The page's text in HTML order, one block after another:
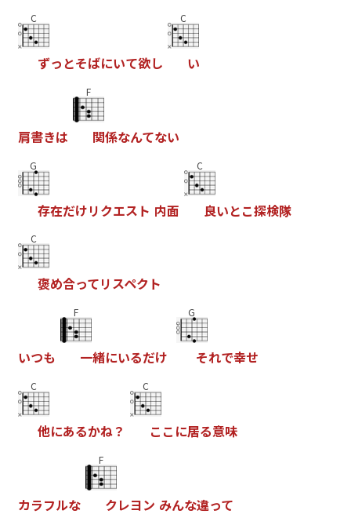
C
ずっ とそばにいて欲し
C
い
肩書きは
F
関係なんてない
G
存在だけリクエス ト 内面
C
良いとこ探検隊
C
褒め合ってリスペク ト
いつも
F
一緒にいるだけ
G
それで幸せ
C
他にあるかね？
C
こ こ に居る意味
カラフルな
F
クレヨン みんな違って